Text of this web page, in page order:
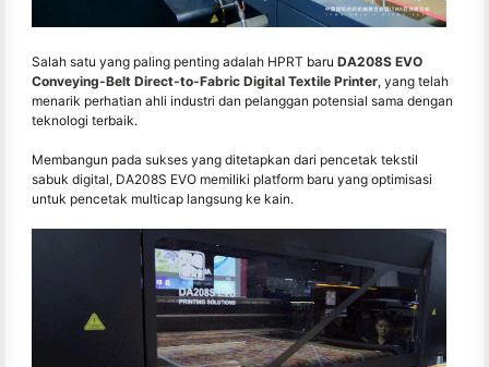
Salah satu yang paling penting adalah HPRT baru DA208S EVO
Conveying-Belt Direct-to-Fabric Digital Textile Printer, yang telah
menarik perhatian ahli industri dan pelanggan potensial sama dengan
teknologi terbaik.
Membangun pada sukses yang ditetapkan dari pencetak tekstil
sabuk digital, DA208S EVO memiliki platform baru yang optimisasi
untuk pencetak multicap langsung ke kain.